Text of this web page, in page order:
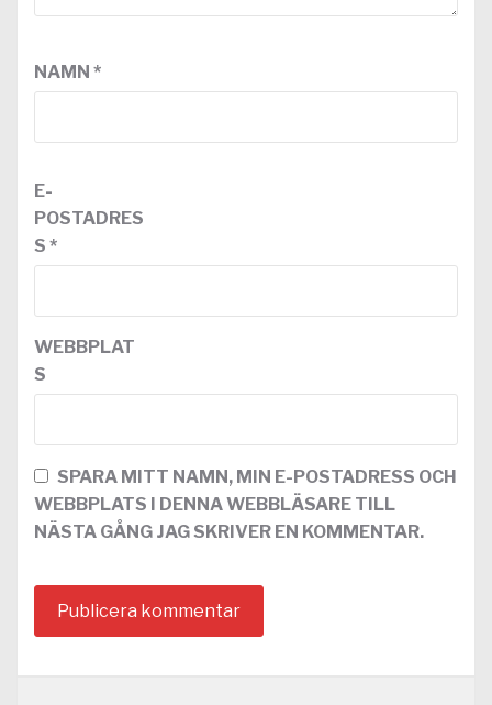
NAMN *
E-
POSTADRES
S *
WEBBPLAT
S
SPARA MITT NAMN, MIN E-POSTADRESS OCH
WEBBPLATS I DENNA WEBBLÄSARE TILL
NÄSTA GÅNG JAG SKRIVER EN KOMMENTAR.